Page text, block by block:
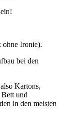
Ironie).
bei den
Kartons,
und
in den meisten